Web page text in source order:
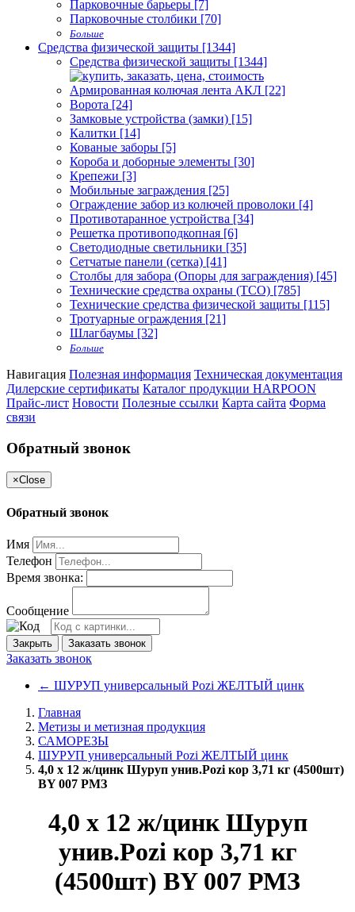
Парковочные барьеры [7]
Парковочные столбики [70]
Больше
Средства физической защиты [1344]
Средства физической защиты [1344]
Армированная колючая лента АКЛ [22]
Ворота [24]
Замковые устройства (замки) [15]
Калитки [14]
Кованые заборы [5]
Короба и доборные элементы [30]
Крепежи [3]
Мобильные заграждения [25]
Ограждение забор из колючей проволоки [4]
Противотаранное устройства [34]
Решетка противоподкопная [6]
Светодиодные светильники [35]
Сетчатые панели (сетка) [41]
Столбы для забора (Опоры для заграждения) [45]
Технические средства охраны (ТСО) [785]
Технические средства физической защиты [115]
Тротуарные ограждения [21]
Шлагбаумы [32]
Больше
Навигация Полезная информация Техническая документация
Дилерские сертификаты Каталог продукции HARPOON
Прайс-лист Новости Полезные ссылки Карта сайта Форма
связи
Обратный звонок
×Close
Обратный звонок
Имя
Телефон
Время звонка:
Сообщение
Закрыть Заказать звонок
Заказать звонок
← ШУРУП универсальный Pozi ЖЕЛТЫЙ цинк
Главная
Метизы и метизная продукция
САМОРЕЗЫ
ШУРУП универсальный Pozi ЖЕЛТЫЙ цинк
4,0 х 12 ж/цинк Шуруп унив.Pozi кор 3,71 кг (4500шт)
BY 007 РМЗ
4,0 х 12 ж/цинк Шуруп
унив.Pozi кор 3,71 кг
(4500шт) BY 007 РМЗ